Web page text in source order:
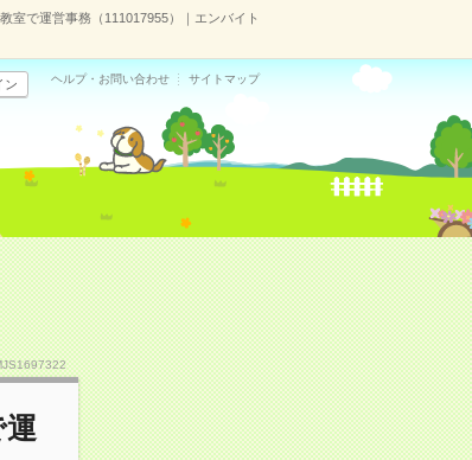
室で運営事務（111017955）｜エンバイト
ン ヘルプ・お問い合わせ サイトマップ